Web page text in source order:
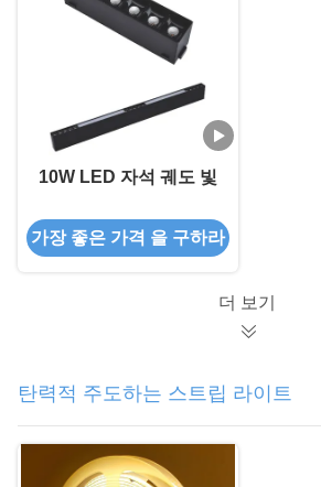
10W LED 자석 궤도 빛
가장 좋은 가격 을 구하라
더 보기
탄력적 주도하는 스트립 라이트